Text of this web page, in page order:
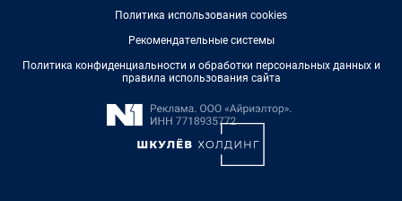
Политика использования cookies
Рекомендательные системы
Политика конфиденциальности и обработки персональных данных и
правила использования сайта